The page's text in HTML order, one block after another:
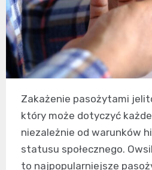
Zakażenie pasożytami
który może dotyczyć
niezależnie od warunków
statusu społecznego.
to najpopularniejsze